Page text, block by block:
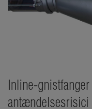
Inline-
antændelsesrisici